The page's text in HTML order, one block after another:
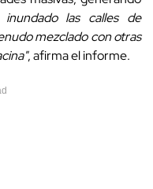
inundado las calles de
mezclado con otras
, afirma el informe.